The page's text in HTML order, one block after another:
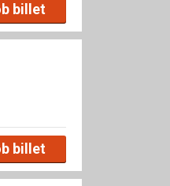
billet
billet